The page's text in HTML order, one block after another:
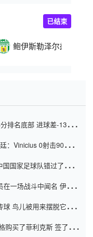
鲍伊斯勒泽尔兹贡
已结束
排名底部 进球差-13令人
：Vinicius 0射击90分钟
国家足球队错过了世界
一场战斗中闻名 伊万放
鸟儿被用来摆脱它
购买了菲利克斯 签了7年